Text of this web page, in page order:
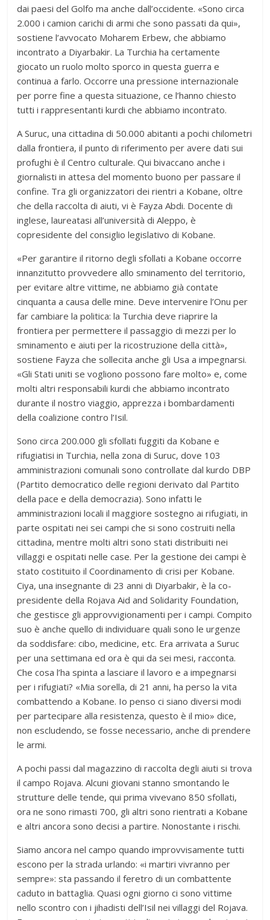
dai paesi del Golfo ma anche dall’occidente. «Sono circa
2.000 i camion carichi di armi che sono passati da qui»,
sostiene l’avvocato Moharem Erbew, che abbiamo
incontrato a Diyarbakir. La Turchia ha certamente
giocato un ruolo molto sporco in questa guerra e
continua a farlo. Occorre una pressione internazionale
per porre fine a questa situazione, ce l’hanno chiesto
tutti i rappresentanti kurdi che abbiamo incontrato.
A Suruc, una cittadina di 50.000 abitanti a pochi chilometri
dalla frontiera, il punto di riferimento per avere dati sui
profughi è il Centro culturale. Qui bivaccano anche i
giornalisti in attesa del momento buono per passare il
confine. Tra gli organizzatori dei rientri a Kobane, oltre
che della raccolta di aiuti, vi è Fayza Abdi. Docente di
inglese, laureatasi all’università di Aleppo, è
copresidente del consiglio legislativo di Kobane.
«Per garantire il ritorno degli sfollati a Kobane occorre
innanzitutto provvedere allo sminamento del territorio,
per evitare altre vittime, ne abbiamo già contate
cinquanta a causa delle mine. Deve intervenire l’Onu per
far cambiare la politica: la Turchia deve riaprire la
frontiera per permettere il passaggio di mezzi per lo
sminamento e aiuti per la ricostruzione della città»,
sostiene Fayza che sollecita anche gli Usa a impegnarsi.
«Gli Stati uniti se vogliono possono fare molto» e, come
molti altri responsabili kurdi che abbiamo incontrato
durante il nostro viaggio, apprezza i bombardamenti
della coalizione contro l’Isil.
Sono circa 200.000 gli sfollati fuggiti da Kobane e
rifugiatisi in Turchia, nella zona di Suruc, dove 103
amministrazioni comunali sono controllate dal kurdo DBP
(Partito democratico delle regioni derivato dal Partito
della pace e della democrazia). Sono infatti le
amministrazioni locali il maggiore sostegno ai rifugiati, in
parte ospitati nei sei campi che si sono costruiti nella
cittadina, mentre molti altri sono stati distribuiti nei
villaggi e ospitati nelle case. Per la gestione dei campi è
stato costituito il Coordinamento di crisi per Kobane.
Ciya, una insegnante di 23 anni di Diyarbakir, è la co-
presidente della Rojava Aid and Solidarity Foundation,
che gestisce gli approvvigionamenti per i campi. Compito
suo è anche quello di individuare quali sono le urgenze
da soddisfare: cibo, medicine, etc. Era arrivata a Suruc
per una settimana ed ora è qui da sei mesi, racconta.
Che cosa l’ha spinta a lasciare il lavoro e a impegnarsi
per i rifugiati? «Mia sorella, di 21 anni, ha perso la vita
combattendo a Kobane. Io penso ci siano diversi modi
per partecipare alla resistenza, questo è il mio» dice,
non escludendo, se fosse necessario, anche di prendere
le armi.
A pochi passi dal magazzino di raccolta degli aiuti si trova
il campo Rojava. Alcuni giovani stanno smontando le
strutture delle tende, qui prima vivevano 850 sfollati,
ora ne sono rimasti 700, gli altri sono rientrati a Kobane
e altri ancora sono decisi a partire. Nonostante i rischi.
Siamo ancora nel campo quando improvvisamente tutti
escono per la strada urlando: «i martiri vivranno per
sempre»: sta passando il feretro di un combattente
caduto in battaglia. Quasi ogni giorno ci sono vittime
nello scontro con i jihadisti dell’Isil nei villaggi del Rojava.